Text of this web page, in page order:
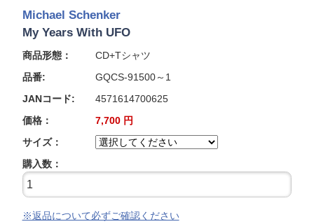
Michael Schenker
My Years With UFO
商品形態：
CD+Tシャツ
品番:
GQCS-91500～1
JANコード:
4571614700625
価格：
7,700 円
サイズ：
購入数：
※返品について必ずご確認ください